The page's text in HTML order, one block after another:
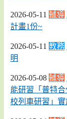
2026-05-11 輔導
計畫1份~
2026-05-11 教務
明
2026-05-08 輔導
能研習「普特
校列車研習」